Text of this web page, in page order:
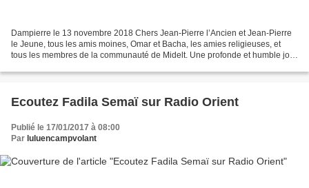
Dampierre le 13 novembre 2018 Chers Jean-Pierre l’Ancien et Jean-Pierre
le Jeune, tous les amis moines, Omar et Bacha, les amies religieuses, et
tous les membres de la communauté de Midelt. Une profonde et humble joie
Ecoutez Fadila Semaï sur Radio Orient
Publié le 17/01/2017 à 08:00
Par luluencampvolant